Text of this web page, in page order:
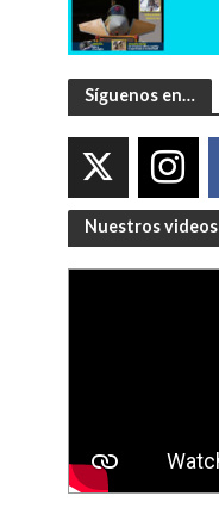
Síguenos en…
Nuestros videos